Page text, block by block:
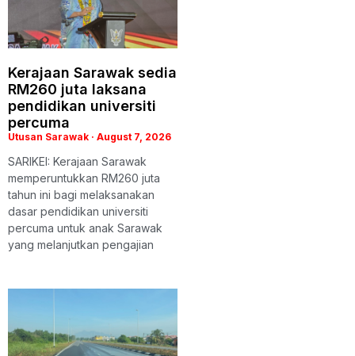
Kerajaan Sarawak sedia
RM260 juta laksana
pendidikan universiti
percuma
Utusan Sarawak August 7, 2026
SARIKEI: Kerajaan Sarawak
memperuntukkan RM260 juta
tahun ini bagi melaksanakan
dasar pendidikan universiti
percuma untuk anak Sarawak
yang melanjutkan pengajian